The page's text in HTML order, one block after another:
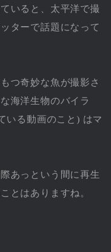
いると、太平洋で撮
ターで話題になって
つ奇妙な魚が撮影さ
海洋生物のバイラ
いる動画のこと) はマ
あっという間に再生
とはありますね。